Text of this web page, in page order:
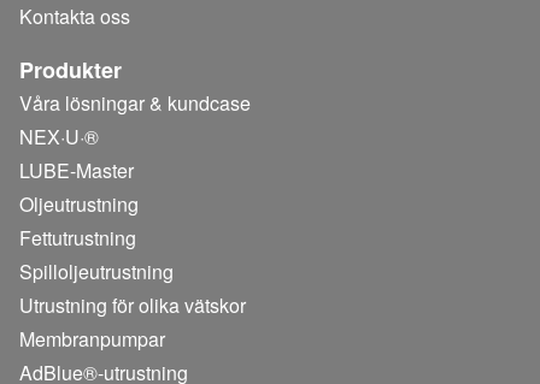
Kontakta oss
Produkter
Våra lösningar & kundcase
NEX·U·®
LUBE-Master
Oljeutrustning
Fettutrustning
Spilloljeutrustning
Utrustning för olika vätskor
Membranpumpar
AdBlue®-utrustning